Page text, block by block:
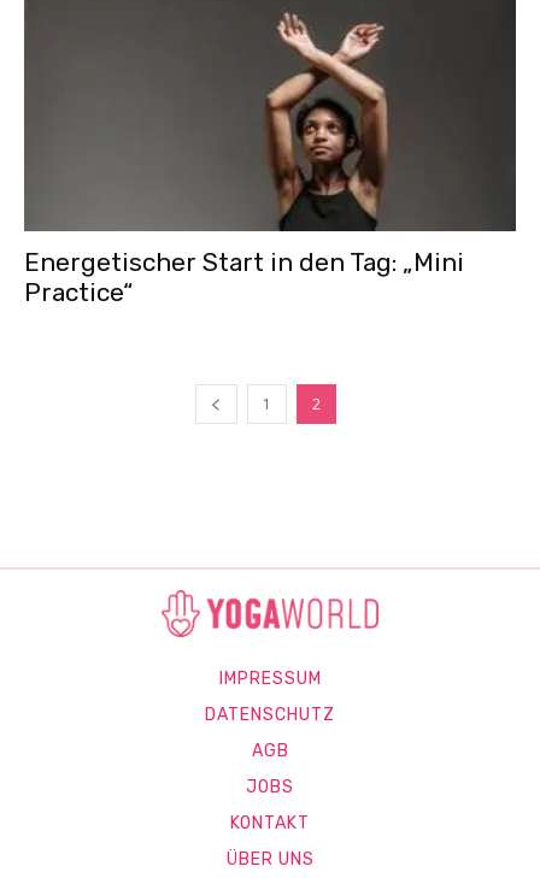
Energetischer Start in den Tag: „Mini
Practice“
1 2
IMPRESSUM
DATENSCHUTZ
AGB
JOBS
KONTAKT
ÜBER UNS